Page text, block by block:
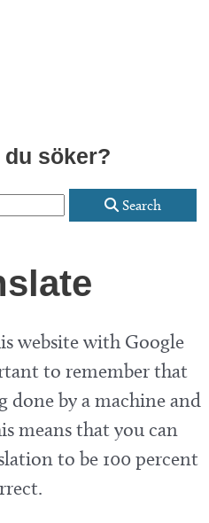
söker?
Search
website with Google
to remember that
done by a machine and
means that you can
to be 100 percent